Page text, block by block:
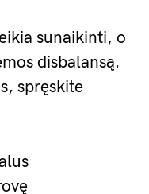
sunaikinti, o
disbalansą.
spręskite